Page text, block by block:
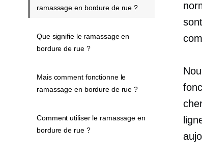
ramassage en bordure de rue ?
Que signifie le ramassage en
bordure de rue ?
Mais comment fonctionne le
ramassage en bordure de rue ?
Comment utiliser le ramassage en
bordure de rue ?